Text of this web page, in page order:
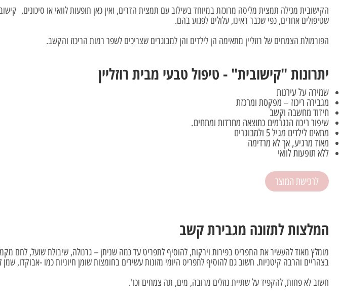
הקישובית מכילה תמצית מליסה מרוכזת במיוחד בשילוב עם תמצית הדרים, ואין כאן תופעות לוואי או סיכונים.
שטיפולים אחרים, כפי שכבר ראינו, עלולים לפגוע בהם.
הפורמולת הצמחים של רוזליין מתאימה הן לילדים והן למבוגרים שצריכים לשפר רמות הריכוז והקשב.
יתרונות "קישובית" - טיפול טבעי מבית רוזליין
שמירה על עירנות
מגבירה ריכוז – מפקסת ומרכזת
חידוד מחשבה וקשב
שיפור ריכוז הנגרמים כתוצאה מחרדות ומתחים.
מתאים לילדים מגיל 5 ולמבוגרים
מאוד מרגיע, אך לא מרדימה
ללא תופעות לוואי
לרכישת המוצר
המלצות לתזונה מגבירת קשב
מומלץ מאוד להעשיר את התפריט בפירות וירקות, להוסיף לתפריט עד כמה שניתן – גרנולה, שיבולת שועל, לחם
בצהריים והרבה קיטניות. חשוב גם להוסיף לתפריט היומי מזונות עשירים בחומצות שומן חיוניות כמו -אבוקדו, שמן
חשוב לא פחות, להקפיד על שתיית נוזלים מרובה, מים, תה צמחים וכו'.